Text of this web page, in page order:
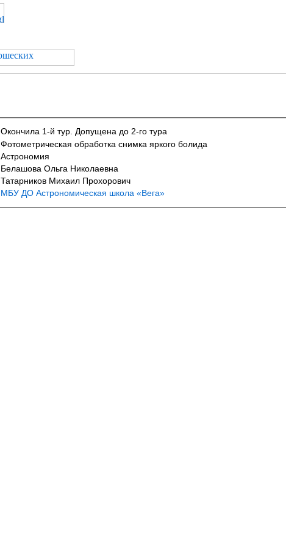
Окончила 1-й тур. Допущена до 2-го тура
Фотометрическая обработка снимка яркого болида
Астрономия
Белашова Ольга Николаевна
Татарников Михаил Прохорович
МБУ ДО Астрономическая школа «Вега»